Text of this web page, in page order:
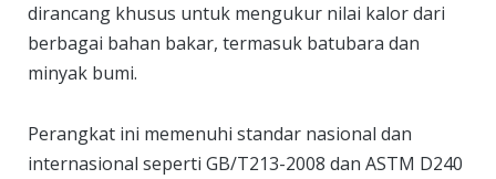
dirancang khusus untuk mengukur nilai kalor dari
berbagai bahan bakar, termasuk batubara dan
minyak bumi.
Perangkat ini memenuhi standar nasional dan
internasional seperti GB/T213-2008 dan ASTM D240